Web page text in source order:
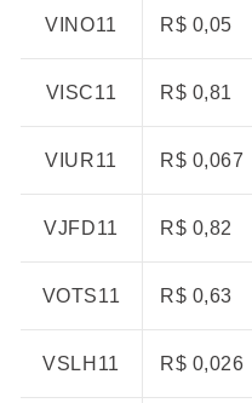
VINO11 R$ 0,05
VISC11 R$ 0,81
VIUR11 R$ 0,067
VJFD11 R$ 0,82
VOTS11 R$ 0,63
VSLH11 R$ 0,026